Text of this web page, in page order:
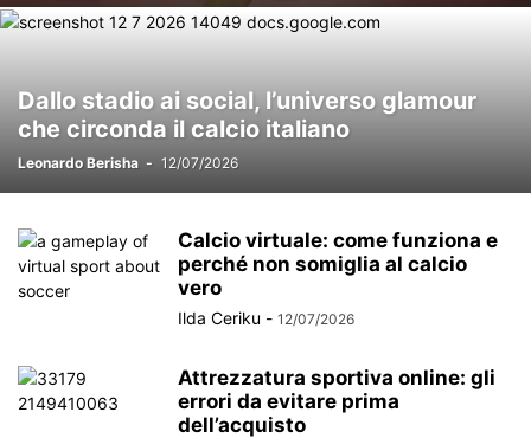
Dallo stadio ai social, l’universo glamour
che circonda il calcio italiano
Leonardo Berisha - 12/07/2026
Calcio virtuale: come funziona e
perché non somiglia al calcio
vero
Ilda Ceriku - 12/07/2026
Attrezzatura sportiva online: gli
errori da evitare prima
dell’acquisto